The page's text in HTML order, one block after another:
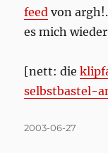
feed von
es mich
[nett: die
selbstbastel-
Posted
2003-06-27